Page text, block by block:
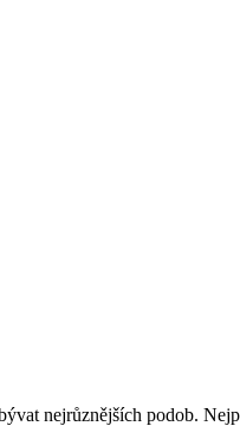
nejrůznějších podob.